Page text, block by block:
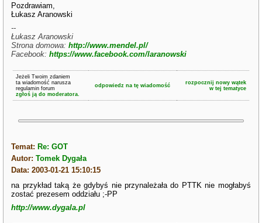
Pozdrawiam,
Łukasz Aranowski
--
Łukasz Aranowski
Strona domowa:http://www.mendel.pl/
Facebook:https://www.facebook.com/laranowski
Jeżeli Twoim zdaniem
ta wiadomość narusza
regulamin forum
zgłoś ją do moderatora.
odpowiedz na tę wiadomość
rozpocznij nowy wątek
w tej tematyce
Temat: Re: GOT
Autor:Tomek Dygała
Data: 2003-01-21 15:10:15
na przykład taką że gdybyś nie przynależała do PTTK nie mogłabyś
zostać prezesem oddziału ;-PP
http://www.dygala.pl